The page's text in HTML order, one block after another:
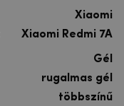
Xiaomi
Xiaomi Redmi 7A
Gél
rugalmas gél
többszínű